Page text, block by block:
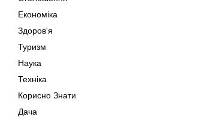
Економіка
Здоров'я
Туризм
Наука
Техніка
Корисно Знати
Дача